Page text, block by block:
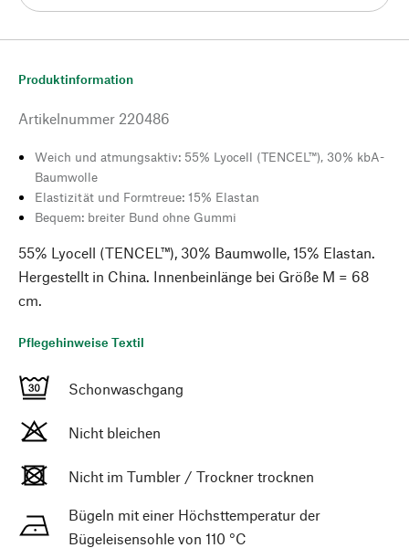
Produktinformation
Artikelnummer 220486
Weich und atmungsaktiv: 55% Lyocell (TENCEL™), 30% kbA-
Baumwolle
Elastizität und Formtreue: 15% Elastan
Bequem: breiter Bund ohne Gummi
55% Lyocell (TENCEL™), 30% Baumwolle, 15% Elastan.
Hergestellt in China. Innenbeinlänge bei Größe M = 68
cm.
Pflegehinweise Textil
Schonwaschgang
Nicht bleichen
Nicht im Tumbler / Trockner trocknen
Bügeln mit einer Höchsttemperatur der
Bügeleisensohle von 110 °C